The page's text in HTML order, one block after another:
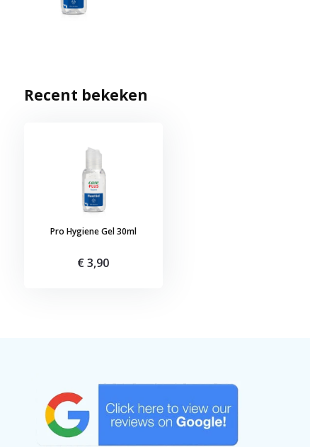
Recent bekeken
Pro Hygiene Gel 30ml
€ 3,90